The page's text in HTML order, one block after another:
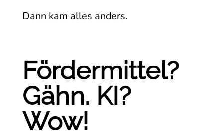
Dann kam alles anders.
Fördermittel?
Gähn. KI?
Wow!